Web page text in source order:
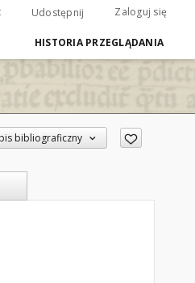
Udostępnij Zaloguj się
HISTORIA PRZEGLĄDANIA
bibliograficzny